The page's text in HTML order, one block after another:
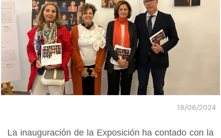
18/06/2024
La inauguración de la Exposición ha contado con la